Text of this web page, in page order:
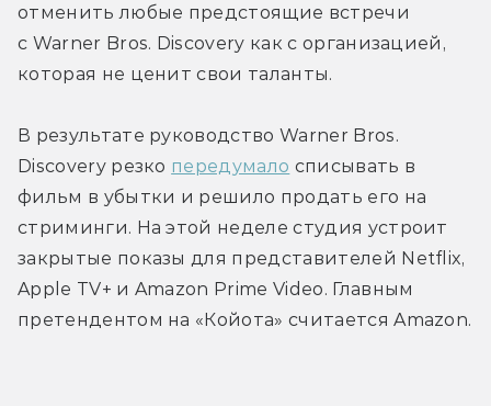
отменить любые предстоящие встречи
с Warner Bros. Discovery как с организацией,
которая не ценит свои таланты.
В результате руководство Warner Bros.
Discovery резко передумало списывать в
фильм в убытки и решило продать его на
стриминги. На этой неделе студия устроит
закрытые показы для представителей Netflix,
Apple TV+ и Amazon Prime Video. Главным
претендентом на «Койота» считается Amazon.